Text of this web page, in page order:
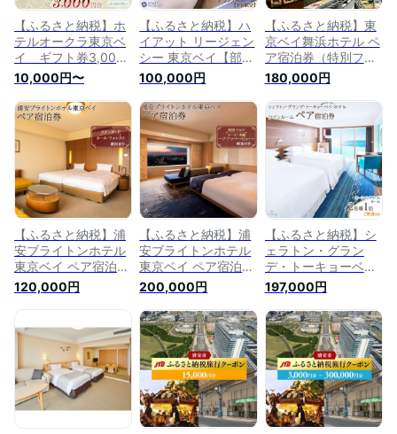
【ふるさと納税】ホ
テルオークラ東京ベ
イ ギフト券3,000
円分/15,000円
分/30,000円分 | 返
礼 返礼品 旅行 クー
ポン オフィシャル
ホテル 宿 レストラ
ン 食事 お食事 宿泊
泊り お泊り 国内旅
行 トラベル 観光 朝
食 ランチ ディナー
ギフト 券 スイート
東京ベイ 舞浜
10,000円〜
【ふるさと納税】ハ
イアット リージェン
シー 東京ベイ【部屋
タイプ：デラックス
ルーム】ペア宿泊券
（平日限定） | ペア
平日 ベイエリア リ
ゾート オアシス 旅
行券 宿泊券 旅行 ホ
テル 宿 宿泊 泊り お
泊り 国内旅行 トラ
ベル 観光 新浦安 舞
浜 観光地応援 返礼
返礼品
100,000円
【ふるさと納税】東
京ベイ舞浜ホテル ペ
ア宿泊券（特別フロ
ア） | 1泊 2名 特別
旅行 旅行券 宿泊券
ホテル 宿 宿泊 泊り
お泊り 国内旅行 ト
ラベル 券 東京ベイ
舞浜 新浦安 返礼 返
礼品 朝食 観光地応
援 返礼 返礼品 支援
品 お礼の品 ギフト
贈答 人気 おすすめ
180,000円
【ふるさと納税】浦
安ブライトンホテル
東京ベイ ペア宿泊券
【スタンダード】素
泊まり | 旅行 旅行券
泊 泊り お泊り 国内
旅行 トラベル ギフ
ト 券 東京ベイ 舞浜
新浦安 観光地応援
返礼 返礼品 支援品
お礼の品 ギフト 贈
120,000円
【ふるさと納税】浦
安ブライトンホテル
東京ベイ ペア宿泊券
【特別フロア】朝食
付き | 特別 旅行 旅行
券 宿泊券 ホテル 宿
宿泊 泊り お泊り 国
内旅行 トラベル 券
東京ベイ 舞浜 新浦
安 朝食 観光地応援
返礼 返礼品 支援品
お礼の品 ギフト 贈
答 人気 おすすめ
200,000円
【ふるさと納税】シ
ェラトン・グラン
デ・トーキョーベ
イ・ホテル ツインル
ーム ペア宿泊券 |
ふるさと 納税 支援
返礼 返礼品 旅行 ク
ーポン ホテル 旅館
宿 レストラン 食事
お食事 宿泊 泊り 国
内旅行 トラベル 観
光
197,000円